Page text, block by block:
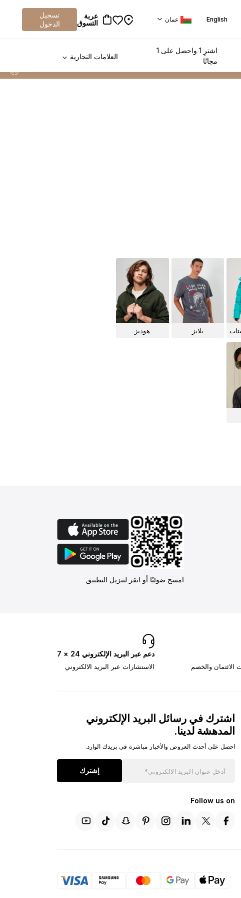
English عمان
عربة
التسوق
تسجيل
الدخول
اشترِ 1 واحصل على 1
مجانًا
العلامات التجارية
بلايز هوديز
امسح ضوئيًا أو انقر لتنزيل التطبيق
الائتمان والخصم
دعم عبر البريد الإلكتروني 24 × 7
الاستشارات عبر البريد الالكتروني
اشترك في رسائل البريد الإلكتروني
المدهشة لدينا.
احصل على أحدث العروض والأخبار مباشرة في بريدك الوارد.
إشترك
Follow us on